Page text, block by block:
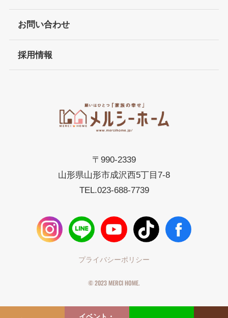
お問い合わせ
採用情報
〒990-2339
山形県山形市成沢西5丁目7-8
TEL.023-688-7739
プライバシーポリシー
© 2023 MERCI HOME.